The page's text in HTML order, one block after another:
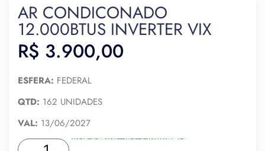
AR CONDICONADO
12.000BTUS INVERTER VIX
R$ 3.900,00
ESFERA: FEDERAL
QTD: 162 UNIDADES
VAL: 13/06/2027
ADICIONAR AO CARRINHO